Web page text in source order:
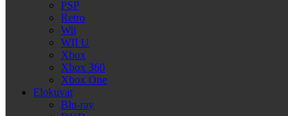
PSP
Retro
Wii
WII U
Xbox
Xbox 360
Xbox One
Elokuvat
Blu-ray